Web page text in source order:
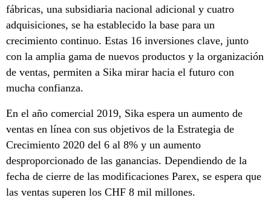
fábricas, una subsidiaria nacional adicional y cuatro
adquisiciones, se ha establecido la base para un
crecimiento continuo. Estas 16 inversiones clave, junto
con la amplia gama de nuevos productos y la organización
de ventas, permiten a Sika mirar hacia el futuro con
mucha confianza.
En el año comercial 2019, Sika espera un aumento de
ventas en línea con sus objetivos de la Estrategia de
Crecimiento 2020 del 6 al 8% y un aumento
desproporcionado de las ganancias. Dependiendo de la
fecha de cierre de las modificaciones Parex, se espera que
las ventas superen los CHF 8 mil millones.